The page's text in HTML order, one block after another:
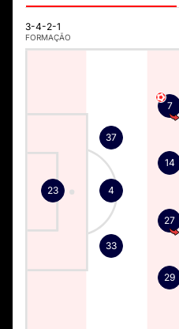
3-4-2-1
FORMAÇÃO
23
33
4
37
29
27
14
7